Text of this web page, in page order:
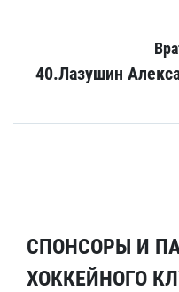
40.Лазушин
СПОНСОРЫ И
ХОККЕЙНОГО